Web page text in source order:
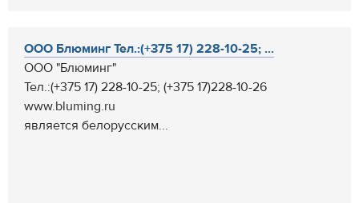
ООО Блюминг Тел.:(+375 17) 228-10-25; ...
ООО "Блюминг"
Тел.:(+375 17) 228-10-25; (+375 17)228-10-26
www.bluming.ru
является белорусским...